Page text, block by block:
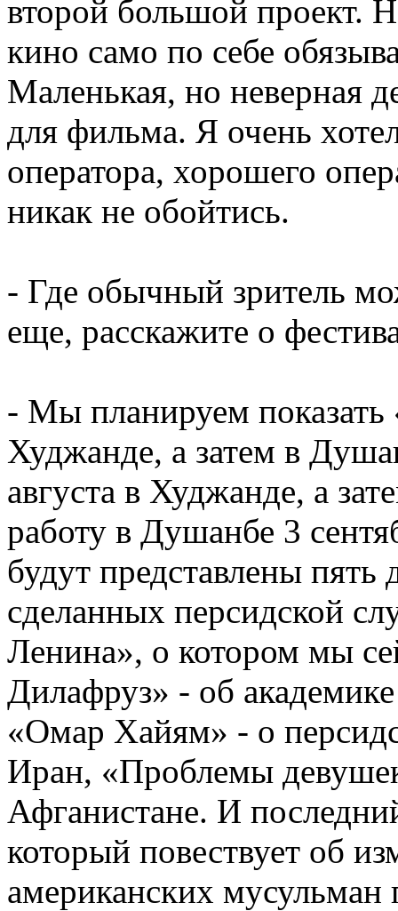
второй большой проект.
кино само по себе
Маленькая, но неверная
для фильма. Я очень
оператора, хорошего
никак не обойтись.
- Где обычный зритель
еще, расскажите о
- Мы планируем
Худжанде, а затем в
августа в Худжанде, а
работу в Душанбе 3
будут представлены
сделанных персидской
Ленина», о котором мы
Дилафруз» - об
«Омар Хайям» - о
Иран, «Проблемы
Афганистане. И
который повествует об
американских мусульман